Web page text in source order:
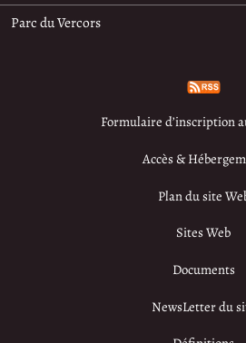
Parc du Vercors
Formulaire d’inscription
Accès &
Plan du site
Sites Web
Documents
NewsLetter du